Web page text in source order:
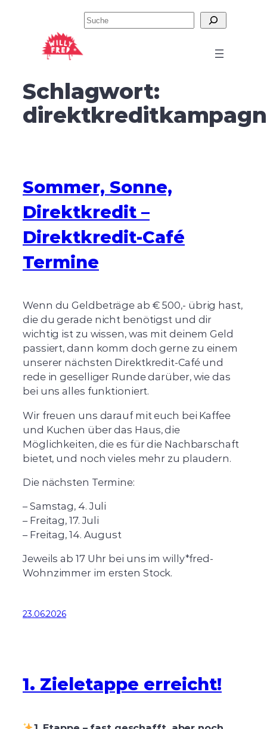
springen
Suchen
Schlagwort:
Sommer, Sonne,
Direktkredit –
Direktkredit-Café
Termine
Wenn du Geldbeträge ab € 500,- übrig hast,
die du gerade nicht benötigst und dir
wichtig ist zu wissen, was mit deinem Geld
passiert, dann komm doch gerne zu einem
unserer nächsten Direktkredit-Café und
rede in geselliger Runde darüber, wie das
bei uns alles funktioniert.
Wir freuen uns darauf mit euch bei Kaffee
und Kuchen über das Haus, die
Möglichkeiten, die es für die Nachbarschaft
bietet, und noch vieles mehr zu plaudern.
Die nächsten Termine:
– Samstag, 4. Juli
– Freitag, 17. Juli
– Freitag, 14. August
Jeweils ab 17 Uhr bei uns im willy*fred-
Wohnzimmer im ersten Stock.
23.06.2026
1. Zieletappe erreicht!